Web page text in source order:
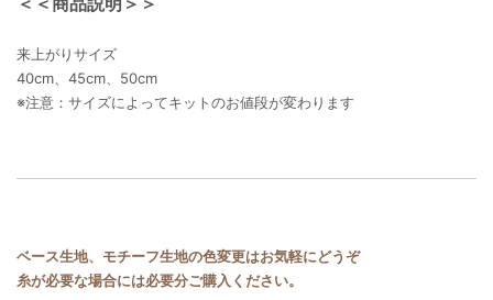
来上がりサイズ
40cm、45cm、50cm
※注意：サイズによってキットのお値段が変わります
ベース生地、モチーフ生地の色変更はお気軽にどうぞ
糸が必要な場合には必要分ご購入ください。